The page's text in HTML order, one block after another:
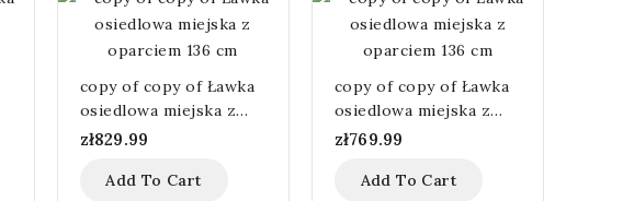
copy of copy of Ławka
osiedlowa miejska z
oparciem 136 cm
zł829.99
Add To Cart
copy of copy of Ławka
osiedlowa miejska z
oparciem 136 cm
zł769.99
Add To Cart